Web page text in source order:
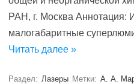
РАН, г. Москва Аннотация:
малогабаритные
Читать далее »
Раздел: Лазеры Метки: А. А.